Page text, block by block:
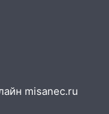
им
misanec.ru